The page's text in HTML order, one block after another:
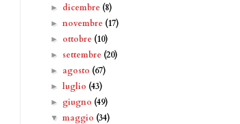
► dicembre (8)
►novembre (17)
► ottobre (10)
► settembre (20)
► agosto (67)
►luglio (43)
► giugno (49)
▼maggio (34)